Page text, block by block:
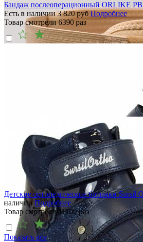
Бандаж послеоперационный ORLIKE
Есть в наличии 3 820руб Подробнее
Товар смотрели 6390 раз
Детские ортопедические ботинки Sursil
наличии Подробнее
Товар смотрели11105раз
Показать все